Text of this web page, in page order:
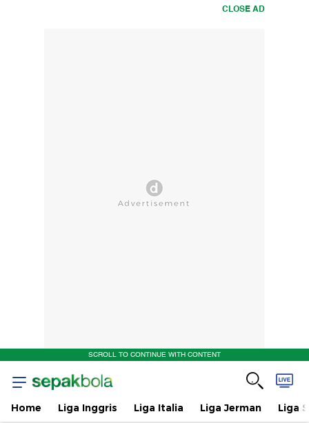
CLOSE AD
SCROLL TO CONTINUE WITH CONTENT
Home Liga Inggris Liga Italia Liga Jerman Liga